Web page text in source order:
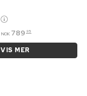
NOK 789 95
VIS MER